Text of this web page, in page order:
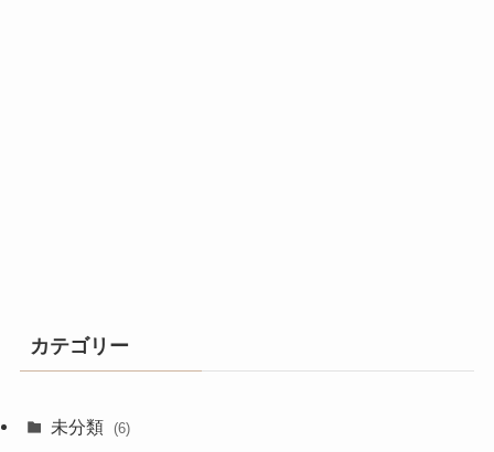
カテゴリー
未分類 (6)